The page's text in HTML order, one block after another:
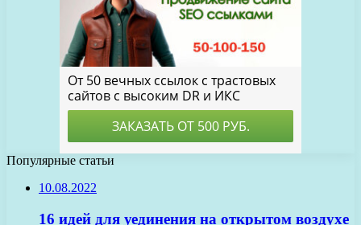
Популярные статьи
10.08.2022
16 идей для уединения на открытом воздухе